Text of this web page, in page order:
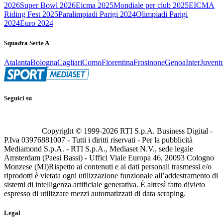
2026Super Bowl 2026Eicma 2025Mondiale per club 2025EICMA
Riding Fest 2025Paralimpiadi Parigi 2024Olimpiadi Parigi
2024Euro 2024
Squadra Serie A
AtalantaBolognaCagliariComoFiorentinaFrosinoneGenoaInter
Seguici su
Copyright © 1999-2026 RTI S.p.A. Business Digital -
P.Iva 03976881007 - Tutti i diritti riservati - Per la pubblicità
Mediamond S.p.A. - RTI S.p.A., Mediaset N.V., sede legale
Amsterdam (Paesi Bassi) - Uffici Viale Europa 46, 20093 Cologno
Monzese (MI)Rispetto ai contenuti e ai dati personali trasmessi e/o
riprodotti è vietata ogni utilizzazione funzionale all’addestramento di
sistemi di intelligenza artificiale generativa. È altresì fatto divieto
espresso di utilizzare mezzi automatizzati di data scraping.
Legal